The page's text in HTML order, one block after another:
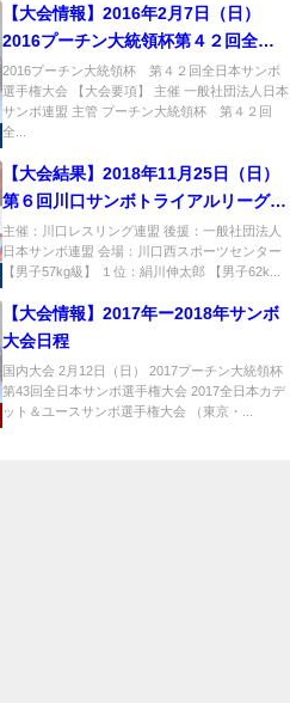
【大会情報】2016年2月7日（日）
2016プーチン大統領杯第４２回全日
本サンボ選手権大会大会要項＆申込書
【申込み締め切り2016年1月12日必
着】
2016プーチン大統領杯 第４２回全日本サンボ
選手権大会 【大会要項】 主催 一般社団法人日本
サンボ連盟 主管 プーチン大統領杯 第４２回
全...
【大会結果】2018年11月25日（日）
第６回川口サンボトライアルリーグ結
果
主催：川口レスリング連盟 後援：一般社団法人
日本サンボ連盟 会場：川口西スポーツセンター
【男子57kg級】 １位：絹川伸太郎 【男子62k...
【大会情報】2017年ー2018年サンボ
大会日程
国内大会 2月12日（日） 2017プーチン大統領杯
第43回全日本サンボ選手権大会 2017全日本カデ
ット＆ユースサンボ選手権大会 （東京・...